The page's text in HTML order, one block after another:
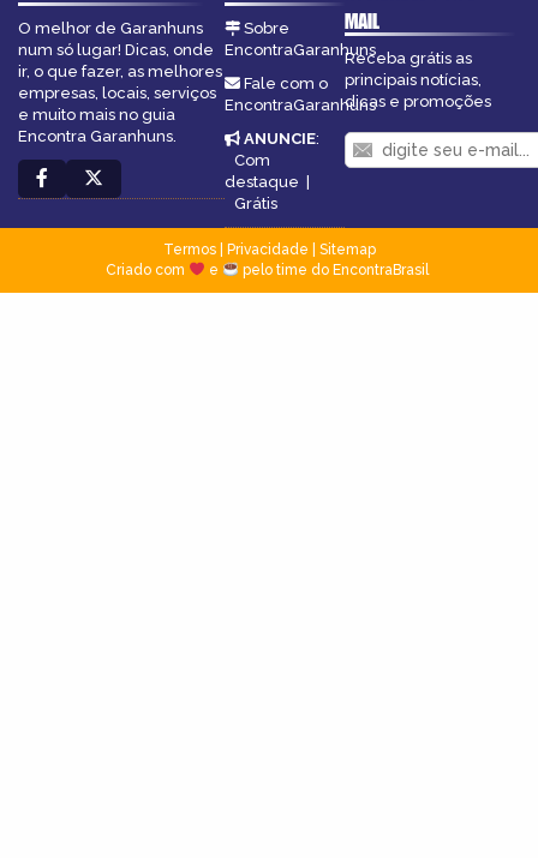
O melhor de Garanhuns
num só lugar! Dicas, onde
ir, o que fazer, as melhores
empresas, locais, serviços
e muito mais no guia
Encontra Garanhuns.
Sobre
EncontraGaranhuns
Fale com o
EncontraGaranhuns
ANUNCIE:
Com
destaque |
Grátis
MAIL
Receba grátis as
principais notícias,
dicas e promoções
Termos| Privacidade
Sitemap
Criado com
e pelo time do EncontraBrasil